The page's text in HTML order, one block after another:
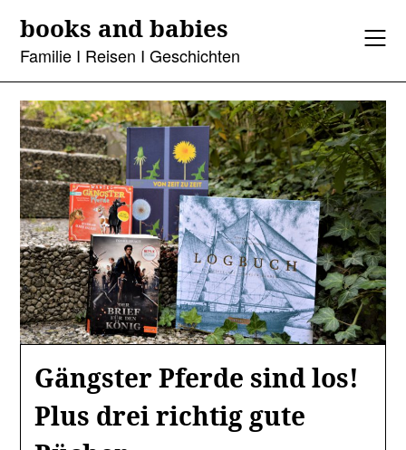
content
books and babies
Familie I Reisen I Geschichten
Gängster Pferde sind los!
Plus drei richtig gute